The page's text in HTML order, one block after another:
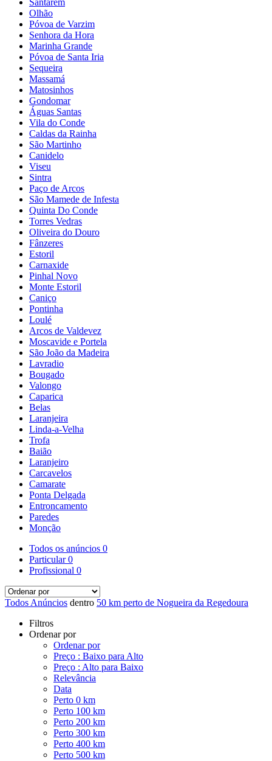
Santarém
Olhão
Póvoa de Varzim
Senhora da Hora
Marinha Grande
Póvoa de Santa Iria
Sequeira
Massamá
Matosinhos
Gondomar
Águas Santas
Vila do Conde
Caldas da Rainha
São Martinho
Canidelo
Viseu
Sintra
Paço de Arcos
São Mamede de Infesta
Quinta Do Conde
Torres Vedras
Oliveira do Douro
Fânzeres
Estoril
Carnaxide
Pinhal Novo
Monte Estoril
Caniço
Pontinha
Loulé
Arcos de Valdevez
Moscavide e Portela
São João da Madeira
Lavradio
Bougado
Valongo
Caparica
Belas
Laranjeira
Linda-a-Velha
Trofa
Baião
Laranjeiro
Carcavelos
Camarate
Ponta Delgada
Entroncamento
Paredes
Monção
Todos os anúncios 0
Particular0
Profissional 0
Todos Anúncios dentro 50 km perto de Nogueira da Regedoura
Filtros
Ordenar por
Ordenar por
Preço : Baixo para Alto
Preço : Alto para Baixo
Relevância
Data
Perto 0 km
Perto 100 km
Perto 200 km
Perto 300 km
Perto 400 km
Perto 500 km